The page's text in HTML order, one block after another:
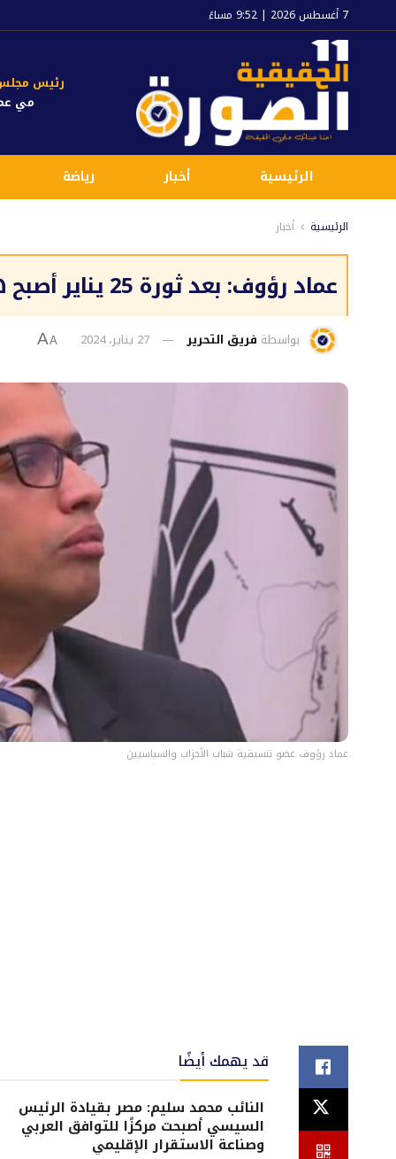
7 أغسطس 2026 | 9:52 مساءً
رئيس مجلس
مي
الرئيسية أخبار رياضة
الرئيسية أخبار
عماد رؤوف: بعد ثورة 25 يناير أصبح هناك نضجًا علمًا أكثر
بواسطة فريق التحرير 27 يناير، 2024 A
A
عماد رؤوف عضو تنسيقية شباب الأحزاب والسياسيين
قد يهمك أيضًا
النائب محمد سليم: مصر بقيادة الرئيس
السيسي أصبحت مركزًا للتوافق العربي
وصناعة الاستقرار الإقليمي